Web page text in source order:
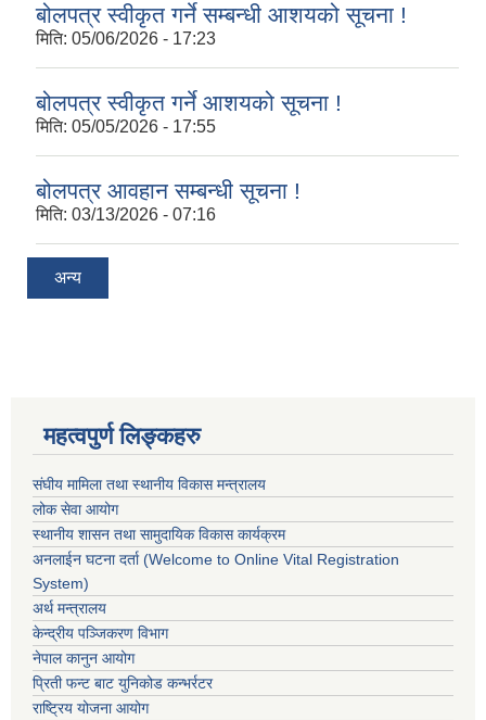
बोलपत्र स्वीकृत गर्ने सम्बन्धी आशयको सूचना !
मिति: 05/06/2026 - 17:23
बोलपत्र स्वीकृत गर्ने आशयको सूचना !
मिति: 05/05/2026 - 17:55
बोलपत्र आवहान सम्बन्धी सूचना !
मिति: 03/13/2026 - 07:16
अन्य
महत्वपुर्ण लिङ्कहरु
संघीय मामिला तथा स्थानीय विकास मन्त्रालय
लोक सेवा आयोग
स्थानीय शासन तथा सामुदायिक विकास कार्यक्रम
अनलाईन घटना दर्ता (Welcome to Online Vital Registration
System)
अर्थ मन्त्रालय
केन्द्रीय पञ्जिकरण विभाग
नेपाल कानुन आयोग
प्रिती फन्ट बाट युनिकोड कन्भर्रटर
राष्ट्रिय योजना आयोग